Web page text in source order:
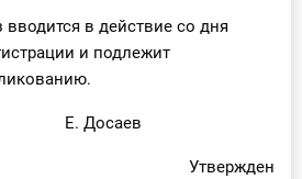
в действие со дня
и подлежит
Досаев
Утвержден